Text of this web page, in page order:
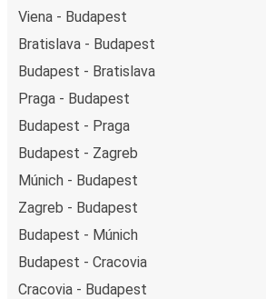
Viena - Budapest
Bratislava - Budapest
Budapest - Bratislava
Praga - Budapest
Budapest - Praga
Budapest - Zagreb
Múnich - Budapest
Zagreb - Budapest
Budapest - Múnich
Budapest - Cracovia
Cracovia - Budapest